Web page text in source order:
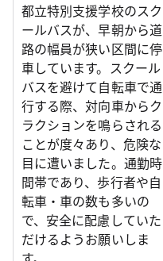
都立特別支援学校のスク
ールバスが、早朝から道
路の幅員が狭い区間に停
車しています。スクール
バスを避けて自転車で通
行する際、対向車からク
ラクションを鳴らされる
ことが度々あり、危険な
目に遭いました。通勤時
間帯であり、歩行者や自
転車・車の数も多いの
で、安全に配慮していた
だけるようお願いしま